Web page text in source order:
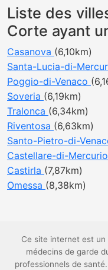
Liste des
Corte ayant
Casanova (6,10km)
Santa-Lucia-di-
Poggio-di-Venaco
Soveria (6,19km)
Tralonca (6,34km)
Riventosa (6,63km)
Santo-Pietro-di-
Castellare-di-Mercurio
Castirla (7,87km)
Omessa (8,38km)
Ce site internet est
médecins de garde
professionnels de